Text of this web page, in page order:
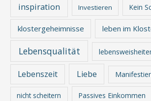
inspiration Investieren Kein
klostergeheimnisse leben im
Lebensqualität
Lebenszeit Liebe
nicht scheitern Passives Einkommen